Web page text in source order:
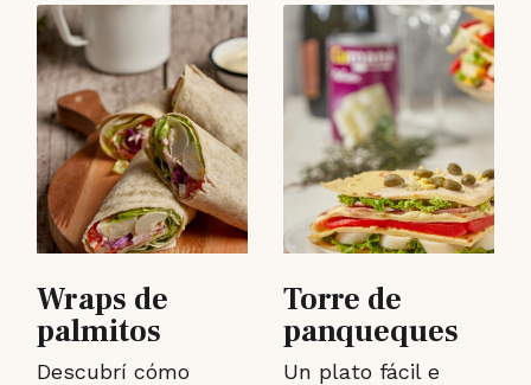
Wraps de
palmitos
Descubrí cómo
Torre de
panqueques
Un plato fácil e